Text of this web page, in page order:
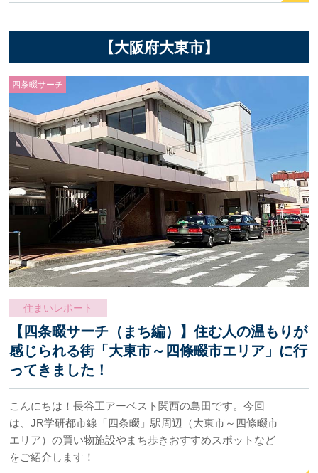
【大阪府大東市】
四条畷サーチ
住まいレポート
【四条畷サーチ（まち編）】住む人の温もりが
感じられる街「大東市～四條畷市エリア」に行
ってきました！
こんにちは！長谷工アーベスト関西の島田です。今回
は、JR学研都市線「四条畷」駅周辺（大東市～四條畷市
エリア）の買い物施設やまち歩きおすすめスポットなど
をご紹介します！